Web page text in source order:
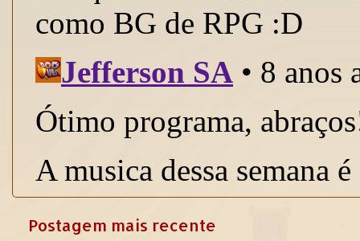
Postagem mais recente